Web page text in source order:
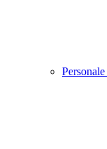
Personale